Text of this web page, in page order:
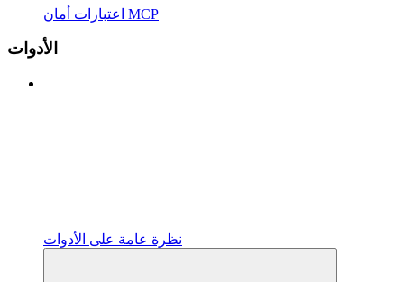
اعتبارات أمان MCP
الأدوات
نظرة عامة على الأدوات